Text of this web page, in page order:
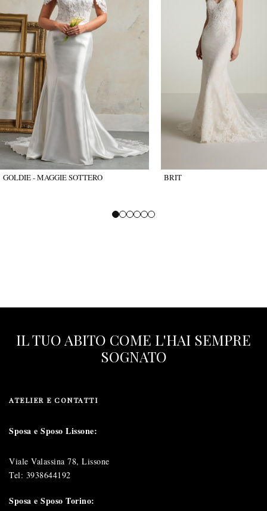
GOLDIE - MAGGIE SOTTERO BRIT
IL TUO ABITO COME L'HAI SEMPRE
SOGNATO
ATELIER E CONTATTI
Sposa e Sposo Lissone:
Viale Valassina 78, Lissone
Tel: 3938644192
Sposa e Sposo Torino: